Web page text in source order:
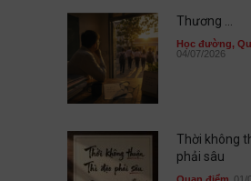
Thương ...
Học đường,
04/07/2026
Thời không
phải sâu